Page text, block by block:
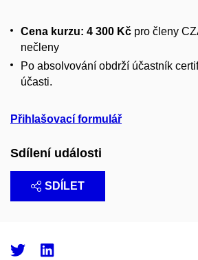
Cena kurzu: 4 300 Kč pro členy
nečleny
Po absolvování obdrží účastník
účasti.
Přihlašovací formulář
Sdílení události
SDÍLET
Twitter
LinkedIn